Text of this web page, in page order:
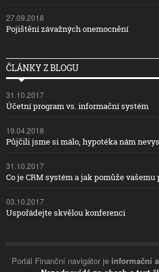
27.09.2018
Pojištění závažných onemocnění
ČLÁNKY Z BLOGU
31.10.2017
Účetní program vs. informační systém
19.04.2018
Půjčili jsme si málo, hypotéka nám
31.10.2017
Co je CRM systém a jak pomůže
03.10.2017
Uspořádejte skvělou konferenci
Portál Finanční navigátor je informační